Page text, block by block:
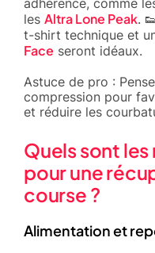
les Altra Lone Peak.
t-shirt technique et
Face seront idéaux.
Astuce de pro :
compression pour
et réduire les
Quels sont
pour une
course ?
Alimentation et